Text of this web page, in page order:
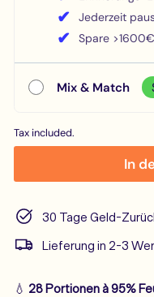
✔ Jederzeit
✔ Spare
Mix & Match
Tax included.
In
30 Tage Geld-
Lieferung in 2-3
💧 28 Portionen à 95%